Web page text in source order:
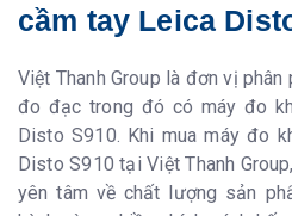
cầm tay Leica
Việt Thanh Group là đơn vị
đo đạc trong đó có máy đo
Disto S910. Khi mua máy đo
Disto S910 tại Việt Thanh
yên tâm về chất lượng sản